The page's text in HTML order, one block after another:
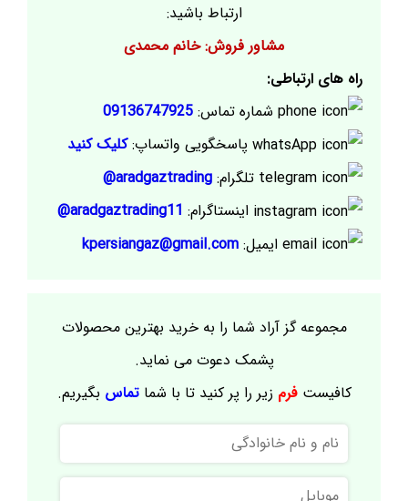
ارتباط باشید:
مشاور فروش: خانم محمدی
راه های ارتباطی:
شماره تماس: 09136747925
پاسخگویی واتساپ:کلیک کنید
تلگرام: aradgaztrading@
اینستاگرام: aradgaztrading11@
ایمیل: kpersiangaz@gmail.com
مجموعه گز آراد شما را به خرید بهترین محصولات
پشمک دعوت می نماید.
کافیستفرم زیر را پر کنید تا با شماتماس بگیریم.
نام
و
نام
خانوادگی
موبایل